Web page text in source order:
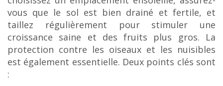
vous que le sol est bien drainé et fertile, et
taillez régulièrement pour stimuler une
croissance saine et des fruits plus gros. La
protection contre les oiseaux et les nuisibles
est également essentielle. Deux points clés sont
: